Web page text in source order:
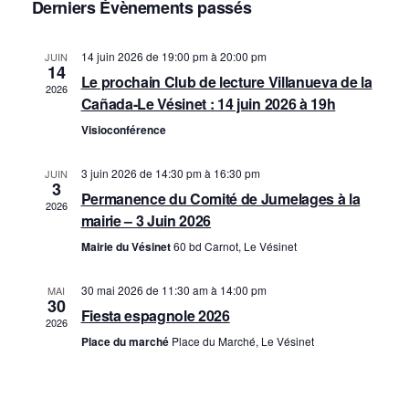
h
e
h
g
UNE
Derniers Évènements passés
JUIN
14
2026
14 juin 2026 de 19:00 pm à 20:00 pm
Le prochain Club de lecture Villanueva de la
Cañada-Le Vésinet : 14 juin 2026 à 19h
Visioconférence
JUIN
3
2026
3 juin 2026 de 14:30 pm à 16:30 pm
Permanence du Comité de Jumelages à la
mairie – 3 Juin 2026
Mairie du Vésinet60 bd Carnot, Le Vésinet
MAI
30
2026
30 mai 2026 de 11:30 am à 14:00 pm
Fiesta espagnole 2026
Place du marché Place du Marché, Le Vésinet